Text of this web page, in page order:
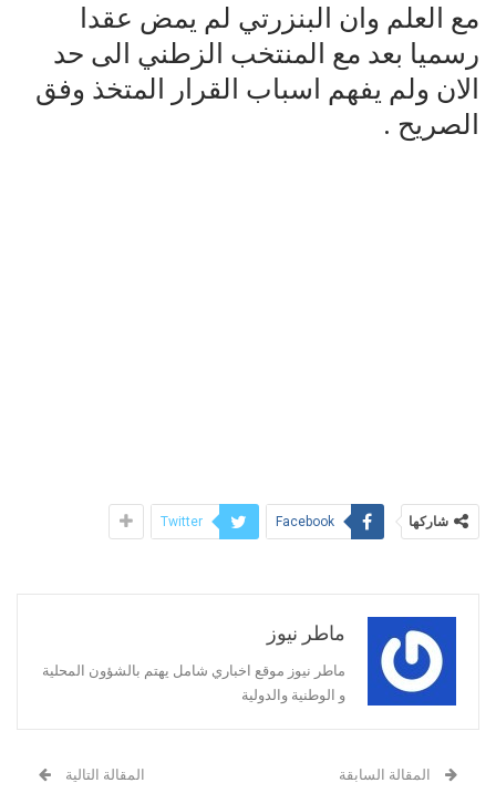
مع العلم وان البنزرتي لم يمض عقدا
رسميا بعد مع المنتخب الزطني الى حد
الان ولم يفهم اسباب القرار المتخذ وفق
الصريح .
شاركها Facebook
Twitter
ماطر نيوز
ماطر نيوز موقع اخباري شامل يهتم بالشؤون المحلية
و الوطنية والدولية
المقالة السابقة المقالة التالية